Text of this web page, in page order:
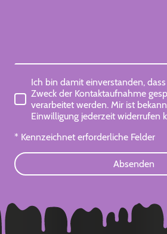
Ich bin damit einverstanden,
Zweck der Kontaktaufnahme
verarbeitet werden. Mir ist
Einwilligung jederzeit widerrufen
* Kennzeichnet erforderliche Felder
Absenden